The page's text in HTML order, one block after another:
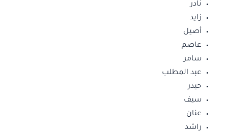
نادر
زايد
أصيل
عاصم
سامر
عبد المطلب
حيدر
سيف
عنان
راشد